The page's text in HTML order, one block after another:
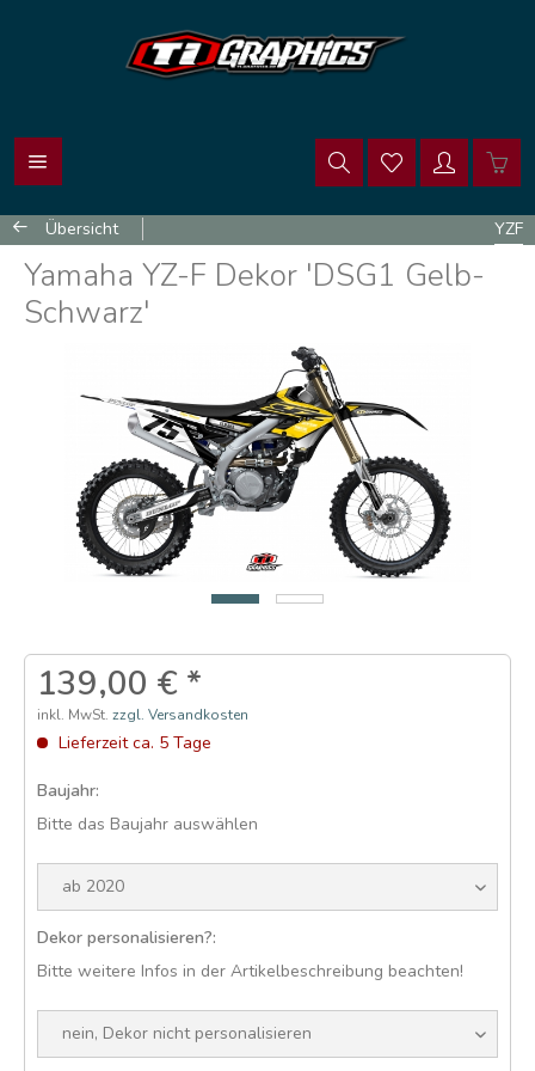
Übersicht YZF
Yamaha YZ-F Dekor 'DSG1 Gelb-
Schwarz'
139,00 € *
inkl. MwSt. zzgl. Versandkosten
Lieferzeit ca. 5 Tage
Baujahr:
Bitte das Baujahr auswählen
Dekor personalisieren?:
Bitte weitere Infos in der Artikelbeschreibung beachten!